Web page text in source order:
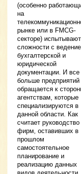
(особенно
на
рынке или в FMCG-
секторе) испытывают
сложности с
бухгалтерской и
юридической
документации. И все
больше предприятий
обращается к
агентствам, которые
специализируются в
данной области. Как
считает руководство
фирм, оставивших в
прошлом
самостоятельное
планирование и
реализацию данных